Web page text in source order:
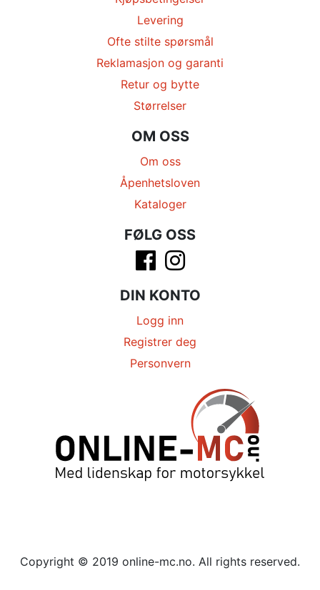
Levering
Ofte stilte spørsmål
Reklamasjon og garanti
Retur og bytte
Størrelser
OM OSS
Om oss
Åpenhetsloven
Kataloger
FØLG OSS
DIN KONTO
Logg inn
Registrer deg
Personvern
Copyright © 2019 online-mc.no. All rights reserved.